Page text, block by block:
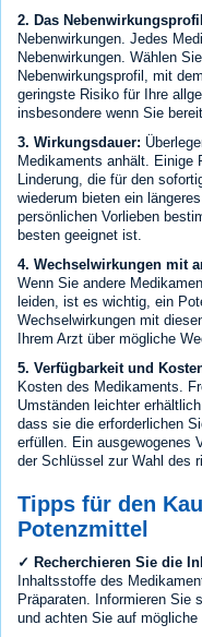
2. Das
Nebenwirkungen. Jedes
Nebenwirkungen. Wählen
Nebenwirkungsprofil, mit
geringste Risiko für Ihre
insbesondere wenn Sie
3. Wirkungsdauer:
Medikaments anhält. Einige
Linderung, die für den
wiederum bieten ein
persönlichen Vorlieben
besten geeignet ist.
4. Wechselwirkungen mit
Wenn Sie andere
leiden, ist es wichtig, ein
Wechselwirkungen mit
Ihrem Arzt über mögliche
5. Verfügbarkeit und
Kosten des Medikaments.
Umständen leichter
dass sie die erforderlichen
erfüllen. Ein ausgewogenes
der Schlüssel zur Wahl des
Tipps für den
Potenzmittel
✓ Recherchieren Sie die
Inhaltsstoffe des
Präparaten. Informieren Sie
und achten Sie auf mögliche